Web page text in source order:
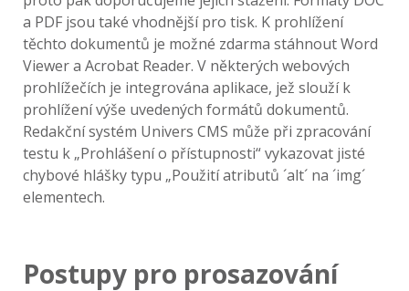
a PDF jsou také vhodnější pro tisk. K prohlížení
těchto dokumentů je možné zdarma stáhnout Word
Viewer a Acrobat Reader. V některých webových
prohlížečích je integrována aplikace, jež slouží k
prohlížení výše uvedených formátů dokumentů.
Redakční systém Univers CMS může při zpracování
testu k „Prohlášení o přístupnosti“ vykazovat jisté
chybové hlášky typu „Použití atributů ´alt´ na ´img´
elementech.
Postupy pro prosazování